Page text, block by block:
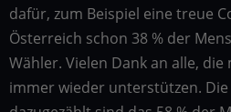
dafür, zum Beispiel eine treue
Österreich schon 38 % der
Wähler. Vielen Dank an alle,
immer wieder unterstützen. Die